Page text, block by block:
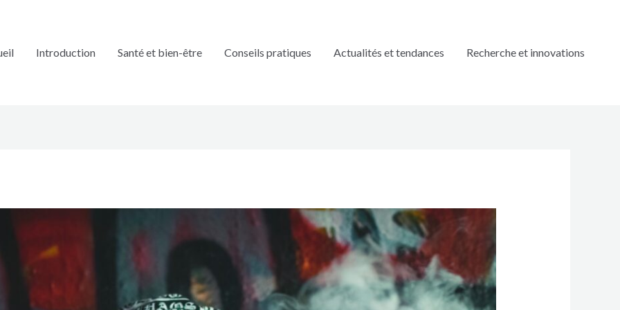
Introduction Santé et bien-être Conseils pratiques Actualités et tendances Recherche et innovations